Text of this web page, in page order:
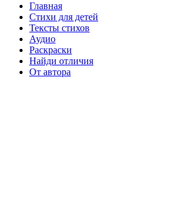
Главная
Стихи для детей
Тексты стихов
Аудио
Раскраски
Найди отличия
От автора